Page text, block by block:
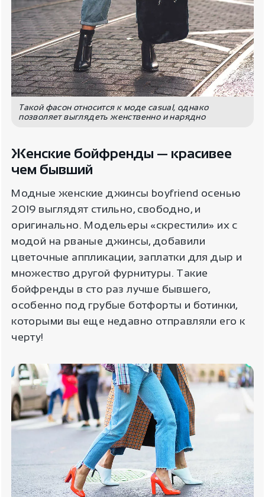
Такой фасон относится к моде casual, однако
позволяет выглядеть женственно и нарядно
Женские бойфренды — красивее
чем бывший
Модные женские джинсы boyfriend осенью
2019 выглядят стильно, свободно, и
оригинально. Модельеры «скрестили» их с
модой на рваные джинсы, добавили
цветочные аппликации, заплатки для дыр и
множество другой фурнитуры. Такие
бойфренды в сто раз лучше бывшего,
особенно под грубые ботфорты и ботинки,
которыми вы еще недавно отправляли его к
черту!